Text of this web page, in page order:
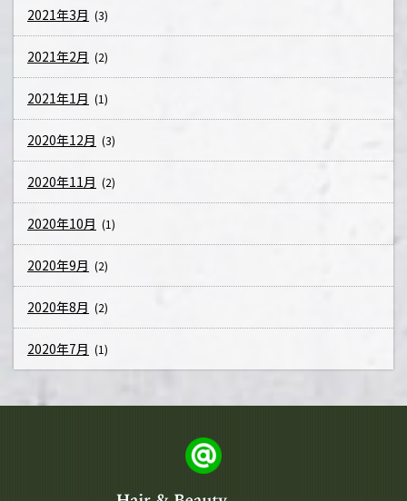
2021年3月 (3)
2021年2月 (2)
2021年1月 (1)
2020年12月 (3)
2020年11月 (2)
2020年10月 (1)
2020年9月 (2)
2020年8月 (2)
2020年7月 (1)